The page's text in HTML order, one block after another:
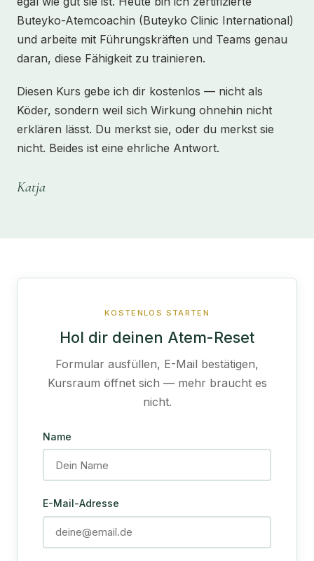
Buteyko-Atemcoachin (Buteyko Clinic International)
und arbeite mit Führungskräften und Teams genau
daran, diese Fähigkeit zu trainieren.
Diesen Kurs gebe ich dir kostenlos — nicht als
Köder, sondern weil sich Wirkung ohnehin nicht
erklären lässt. Du merkst sie, oder du merkst sie
nicht. Beides ist eine ehrliche Antwort.
Katja
KOSTENLOS STARTEN
Hol dir deinen Atem-Reset
Formular ausfüllen, E-Mail bestätigen,
Kursraum öffnet sich — mehr braucht es
nicht.
Name
E-Mail-Adresse